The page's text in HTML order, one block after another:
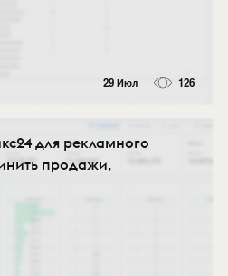
29 Июл 126
для рекламного
продажи,